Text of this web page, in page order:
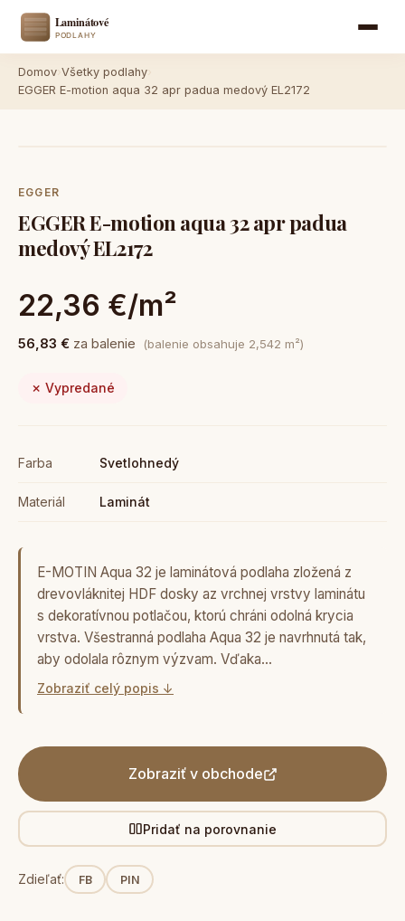
Domov Všetky podlahy
EGGER E-motion aqua 32 apr padua medový EL2172
EGGER
EGGER E-motion aqua 32 apr padua
medový EL2172
22,36 €/m²
56,83 € za balenie (balenie obsahuje 2,542 m²)
✗ Vypredané
Farba Svetlohnedý
Materiál Laminát
E-MOTIN Aqua 32 je laminátová podlaha zložená z
drevovláknitej HDF dosky az vrchnej vrstvy laminátu
s dekoratívnou potlačou, ktorú chráni odolná krycia
vrstva. Všestranná podlaha Aqua 32 je navrhnutá tak,
aby odolala rôznym výzvam. Vďaka…
Zobraziť celý popis ↓
Zobraziť v obchode
Pridať na porovnanie
Zdieľať: FB PIN